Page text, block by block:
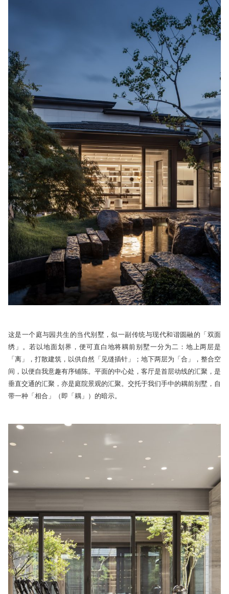
这是一个庭与园共生的当代别墅，似一副传统与现代和谐圆融的「双面
绣」。若以地面划界，便可直白地将耦前别墅一分为二：地上两层是
「离」，打散建筑，以供自然「见缝插针」；地下两层为「合」，整合空
间，以便自我意趣有序铺陈。平面的中心处，客厅是首层动线的汇聚，是
垂直交通的汇聚，亦是庭院景观的汇聚。交托于我们手中的耦前别墅，自
带一种「相合」（即「耦」）的暗示。